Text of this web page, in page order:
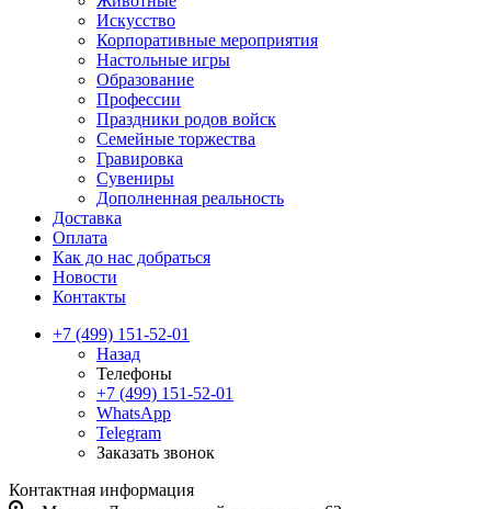
Искусство
Корпоративные мероприятия
Настольные игры
Образование
Профессии
Праздники родов войск
Семейные торжества
Гравировка
Сувениры
Дополненная реальность
Доставка
Оплата
Как до нас добраться
Новости
Контакты
+7 (499) 151-52-01
Назад
Телефоны
+7 (499) 151-52-01
WhatsApp
Telegram
Заказать звонок
Контактная информация